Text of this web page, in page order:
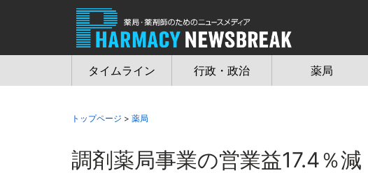
タイムライン 行政・政治 薬局
トップページ > 薬局
調剤薬局事業の営業益17.4％減